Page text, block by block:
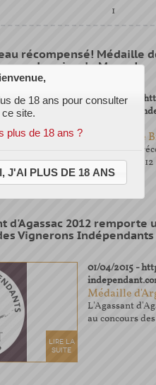
1
récompensé! Médaille
des vins de Macon!
LIRE LA
02/04/2015 -
macon.com/
Médaille de
De nouveau
l'Agassant
d'Agassac 2012 remporte
Vignerons Indépendants
LIRE LA
SUITE
01/04/2015 -
Médaille
L'Agassant
au concours
de 18 ans pour consulter
ce site.
plus de 18 ans ?
J'AI PLUS DE 18 ANS